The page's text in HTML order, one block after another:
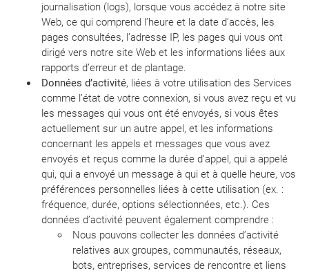
journalisation (logs), lorsque vous accédez à notre site
Web, ce qui comprend l’heure et la date d’accès, les
pages consultées, l’adresse IP, les pages qui vous ont
dirigé vers notre site Web et les informations liées aux
rapports d’erreur et de plantage.
Données d’activité, liées à votre utilisation des Services
comme l’état de votre connexion, si vous avez reçu et vu
les messages qui vous ont été envoyés, si vous êtes
actuellement sur un autre appel, et les informations
concernant les appels et messages que vous avez
envoyés et reçus comme la durée d’appel, qui a appelé
qui, qui a envoyé un message à qui et à quelle heure, vos
préférences personnelles liées à cette utilisation (ex. :
fréquence, durée, options sélectionnées, etc.). Ces
données d’activité peuvent également comprendre :
Nous pouvons collecter les données d’activité
relatives aux groupes, communautés, réseaux,
bots, entreprises, services de rencontre et liens